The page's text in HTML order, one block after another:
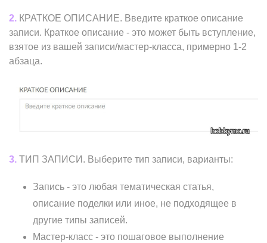
2. КРАТКОЕ ОПИСАНИЕ. Введите краткое описание
записи. Краткое описание - это может быть вступление,
взятое из вашей записи/мастер-класса, примерно 1-2
абзаца.
3. ТИП ЗАПИСИ. Выберите тип записи, варианты:
Запись - это любая тематическая статья,
описание поделки или иное, не подходящее в
другие типы записей.
Мастер-класс - это пошаговое выполнение